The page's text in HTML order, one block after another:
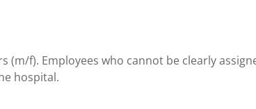
f). Employees who cannot be clearly
hospital.